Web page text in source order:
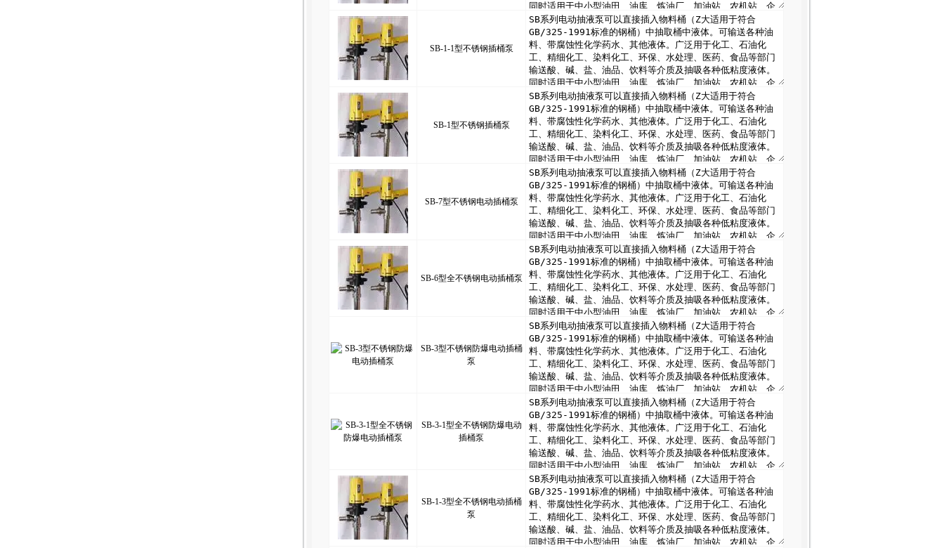
SB-1-1型不锈钢插桶泵
SB-1型不锈钢插桶泵
SB-7型不锈钢电动插桶泵
SB-6型全不锈钢电动插桶泵
SB-3型不锈钢防爆电动插桶
泵
SB-3-1型全不锈钢防爆电动
插桶泵
SB-1-3型全不锈钢电动插桶
泵